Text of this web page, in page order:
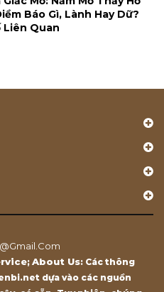
Báo Gì, Lành Hay Dữ?
Liên Quan
; About Us: Các thông
dựa vào các nguồn